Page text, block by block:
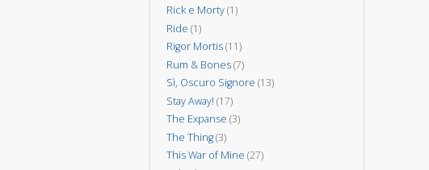
Rick e Morty(1)
Ride (1)
Rigor Mortis(11)
Rum & Bones(7)
Sì, Oscuro Signore (13)
Stay Away! (17)
The Expanse (3)
The Thing(3)
This War of Mine (27)